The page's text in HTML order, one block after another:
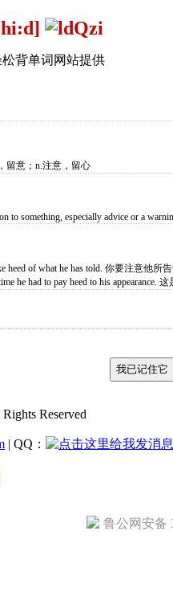
松背单词网站提供
留意；n.注意，留心
to something, especially advice or a
heed of what he has told. 你要注意他所
he had to pay heed to his
Reserved
| QQ：
鲁公网安备